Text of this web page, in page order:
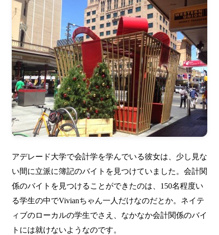
アデレード大学で会計学を学んでいる彼女は、少し見な
い間に立派に簿記のバイトを見つけていました。会計関
係のバイトを見つけることができたのは、150名程度い
る学生の中でVivianちゃん一人だけなのだとか。ネイテ
ィブのローカルの学生でさえ、なかなか会計関係のバイ
トには就けないようなのです。